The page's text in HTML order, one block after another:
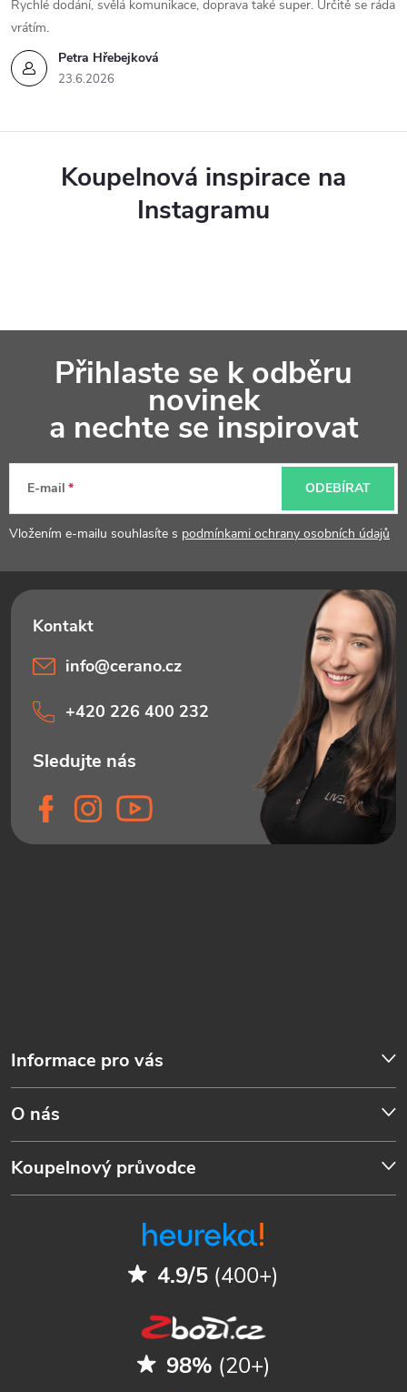
Petra Hřebejková
23.6.2026
Rychlé dodání, svělá komunikace, doprava také super. Určitě se ráda
vrátím.
Koupelnová inspirace na
Instagramu
a
Přihlaste se k odběru
novinek
a nechte se inspirovat
E-mail
Vložením e-mailu souhlasíte s podmínkami ochrany osobních údajů
ODEBÍRAT
Informace pro vás
O nás
Koupelnový průvodce
info@cerano.cz
+420 226 400 232
4.9/5 (400+)
98% (20+)